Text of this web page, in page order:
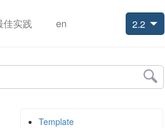
佳实践 en 2.2
Template